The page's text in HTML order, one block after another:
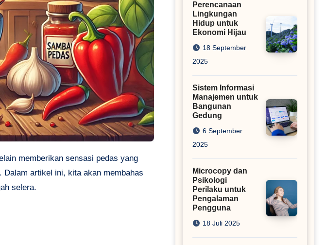
Dalam artikel ini, kita akan membahas
selera.
Perencanaan
Lingkungan
Hidup untuk
Ekonomi Hijau
18 September
2025
Sistem Informasi
Manajemen untuk
Bangunan
Gedung
6 September
2025
Microcopy dan
Psikologi
Perilaku untuk
Pengalaman
Pengguna
18 Juli 2025